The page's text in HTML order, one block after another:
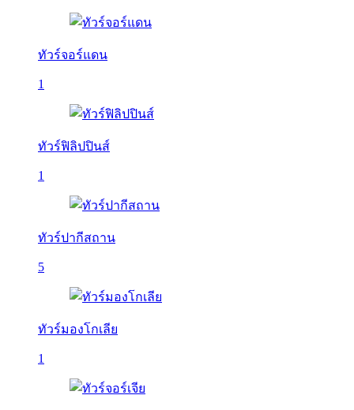
ทัวร์จอร์แดน
1
ทัวร์ฟิลิปปินส์
1
ทัวร์ปากีสถาน
5
ทัวร์มองโกเลีย
1